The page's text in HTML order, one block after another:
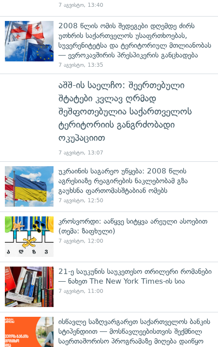
7 აგვისტო, 13:40
2008 წლის ომის შედეგები დღემდე ძირს
უთხრის საქართველოს უსაფრთხოებას,
სუვერენიტეტსა და ტერიტორიულ მთლიანობას
— ევროკავშირის პრესპიკერის განცხადება
7 აგვისტო, 13:35
აშშ-ის საელჩო: შეერთებული
შტატები კვლავ ღრმად
შეშფოთებულია საქართველოს
ტერიტორიის განგრძობადი
ოკუპაციით
7 აგვისტო, 13:07
უკრაინის საგარეო უწყება: 2008 წლის
აგრესიაზე რეაგირების ნაკლებობამ გზა
გაუხსნა ფართომასშტაბიან ომებს
7 აგვისტო, 12:50
კროსვორდი: ააწყვე სიტყვა არეული ასოებით
(თემა: ზაფხული)
7 აგვისტო, 12:00
21-ე საუკუნის საუკეთესო თრილერი რომანები
— ნახეთ The New York Times-ის სია
7 აგვისტო, 11:00
ისწავლე საზღვარგარეთ საქართველოს ბანკის
სტიპენდიით — მოსწავლეებისთვის შექმნილ
საერთაშორისო პროგრამაზე მიღება დაიწყო